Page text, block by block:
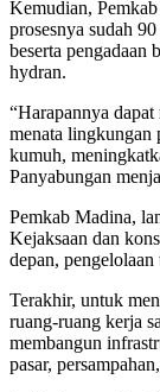
Kemudian,
prosesnya sudah
beserta pengadaan
hydran.
“Harapannya
menata lingkungan
kumuh,
Panyabungan
Pemkab Madina,
Kejaksaan dan
depan,
Terakhir, untuk
ruang-ruang kerja
membangun
pasar,